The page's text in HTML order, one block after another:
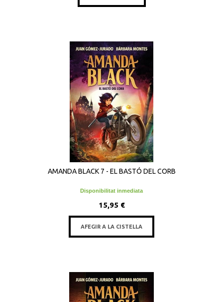
AMANDA BLACK 7 - EL BASTÓ DEL CORB
Disponibilitat inmediata
15,95 €
AFEGIR A LA CISTELLA